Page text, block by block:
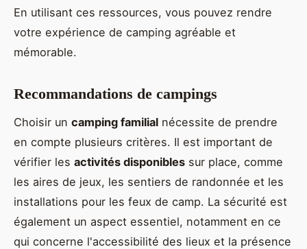
En utilisant ces ressources, vous pouvez rendre
votre expérience de camping agréable et
mémorable.
Recommandations de campings
Choisir un camping familial nécessite de prendre
en compte plusieurs critères. Il est important de
vérifier les activités disponibles sur place, comme
les aires de jeux, les sentiers de randonnée et les
installations pour les feux de camp. La sécurité est
également un aspect essentiel, notamment en ce
qui concerne l'accessibilité des lieux et la présence